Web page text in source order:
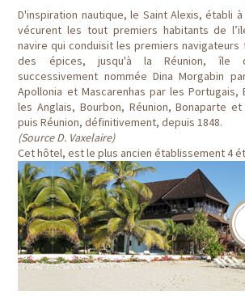
D'inspiration nautique, le Saint Alexis, établi
vécurent les tout premiers habitants de
navire qui conduisit les premiers navigateurs
des épices, jusqu'à la Réunion, île
successivement nommée Dina Morgabin
Apollonia et Mascarenhas par les
les Anglais, Bourbon, Réunion, Bonaparte
puis Réunion, définitivement, depuis 1848.
(Source D. Vaxelaire)
Cet hôtel, est le plus ancien établissement 4